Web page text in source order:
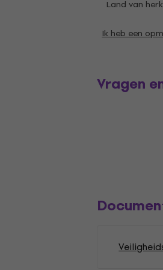
Land van
Ik heb een
Vragen